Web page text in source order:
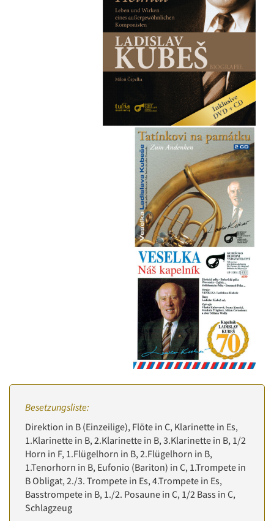
Besetzungsliste:
Direktion in B (Einzeilige), Flöte in C, Klarinette in Es,
1.Klarinette in B, 2.Klarinette in B, 3.Klarinette in B, 1/2
Horn in F, 1.Flügelhorn in B, 2.Flügelhorn in B,
1.Tenorhorn in B, Eufonio (Bariton) in C, 1.Trompete in
B Obligat, 2./3. Trompete in Es, 4.Trompete in Es,
Basstrompete in B, 1./2. Posaune in C, 1/2 Bass in C,
Schlagzeug